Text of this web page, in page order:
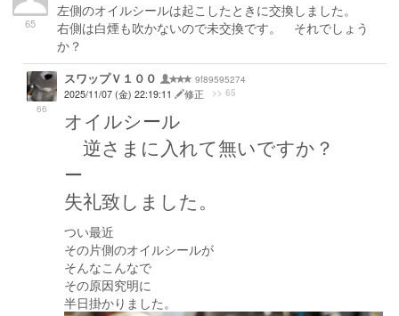
65
左側のオイルシールは起こしたときに交換しました。
右側は白煙も吹かないので未交換です。 それでしょう
か？
66
スワップＶ１００
9f89595274
2025/11/07 (金) 22:19:11
修正 >> 65
オイルシール
逆さまに入れて無いですか？
ー
失礼致しました。
つい最近
その片側のオイルシールが
そんなこんなで
その原因究明に
半日掛かりました。